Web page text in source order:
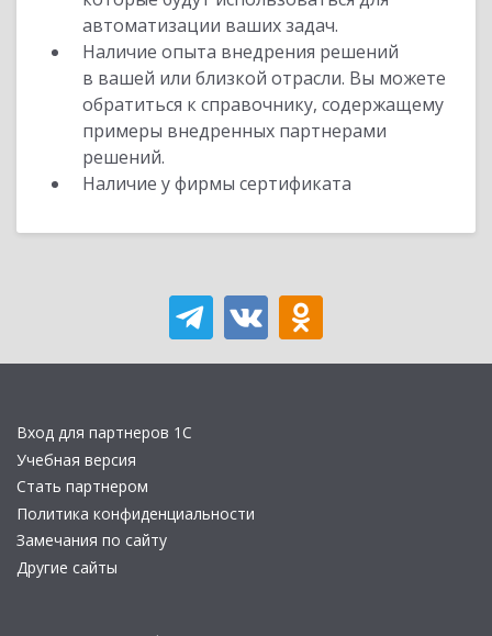
автоматизации ваших задач.
Наличие опыта внедрения решений
в вашей или близкой отрасли. Вы можете
обратиться к справочнику, содержащему
примеры внедренных партнерами
решений.
Наличие у фирмы сертификата
Вход для партнеров 1С
Учебная версия
Стать партнером
Политика конфиденциальности
Замечания по сайту
Другие сайты